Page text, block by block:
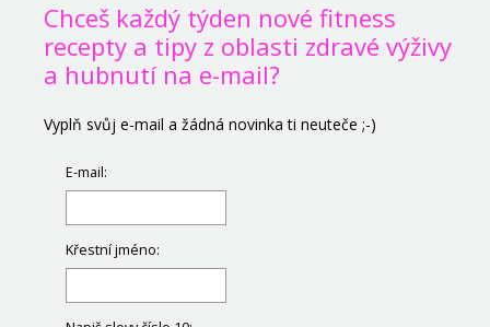
Chceš každý týden nové fitness
recepty a tipy z oblasti zdravé výživy
a hubnutí na e-mail?
Vyplň svůj e-mail a žádná novinka ti neuteče ;-)
E-mail:
Křestní jméno: